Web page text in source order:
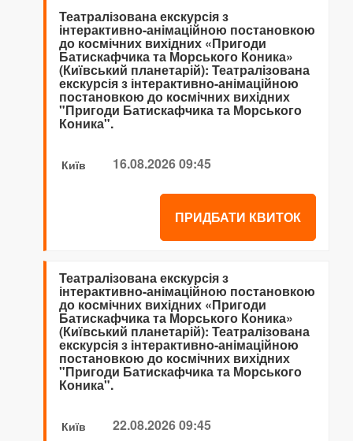
Театралізована екскурсія з
інтерактивно-анімаційною постановкою
до космічних вихідних «Пригоди
Батискафчика та Морського Коника»
(Київський планетарій): Театралізована
екскурсія з інтерактивно-анімаційною
постановкою до космічних вихідних
"Пригоди Батискафчика та Морського
Коника".
Київ 16.08.2026 09:45
ПРИДБАТИ КВИТОК
Театралізована екскурсія з
інтерактивно-анімаційною постановкою
до космічних вихідних «Пригоди
Батискафчика та Морського Коника»
(Київський планетарій): Театралізована
екскурсія з інтерактивно-анімаційною
постановкою до космічних вихідних
"Пригоди Батискафчика та Морського
Коника".
Київ 22.08.2026 09:45